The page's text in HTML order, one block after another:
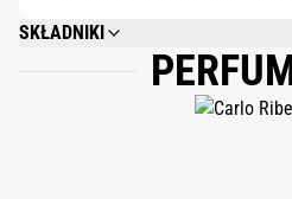
SKŁADNIKI
ALCOHOL DENAT., PARFUM
ISOMETHYL IONONE, BENZYL
SALICYLATE, CITRAL, CITRONELLOL,